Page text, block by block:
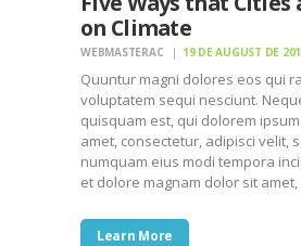
on Climate
WEBMASTERAC 19 DE AUGUST DE
Quuntur magni dolores eos qui
voluptatem sequi nesciunt.
quisquam est, qui dolorem
amet, consectetur, adipisci velit,
numquam eius modi tempora
et dolore magnam dolor sit
Learn More